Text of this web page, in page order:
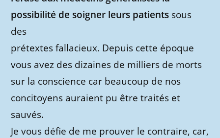
possibilité de soigner leurs patients sous
des
prétextes fallacieux. Depuis cette époque
vous avez des dizaines de milliers de morts
sur la conscience car beaucoup de nos
concitoyens auraient pu être traités et
sauvés.
Je vous défie de me prouver le contraire, car,